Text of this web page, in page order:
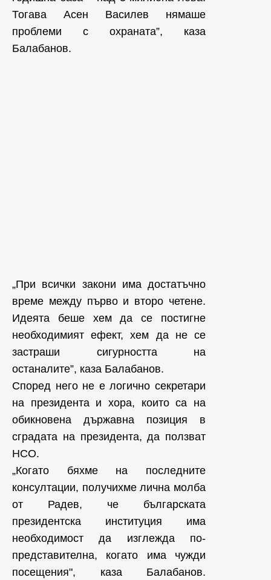
Тогава Асен Василев нямаше
проблеми с охраната”, каза
Балабанов.
„При всички закони има достатъчно
време между първо и второ четене.
Идеята беше хем да се постигне
необходимият ефект, хем да не се
застраши сигурността на
останалите”, каза Балабанов.
Според него не е логично секретари
на президента и хора, които са на
обикновена държавна позиция в
сградата на президента, да ползват
НСО.
„Когато бяхме на последните
консултации, получихме лична молба
от Радев, че българската
президентска институция има
необходимост да изглежда по-
представителна, когато има чужди
посещения", каза Балабанов.